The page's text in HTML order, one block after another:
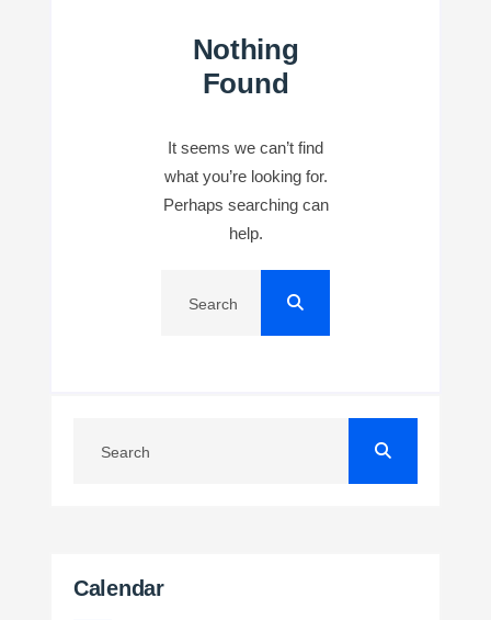
Nothing
Found
It seems we can’t find
what you’re looking for.
Perhaps searching can
help.
Calendar